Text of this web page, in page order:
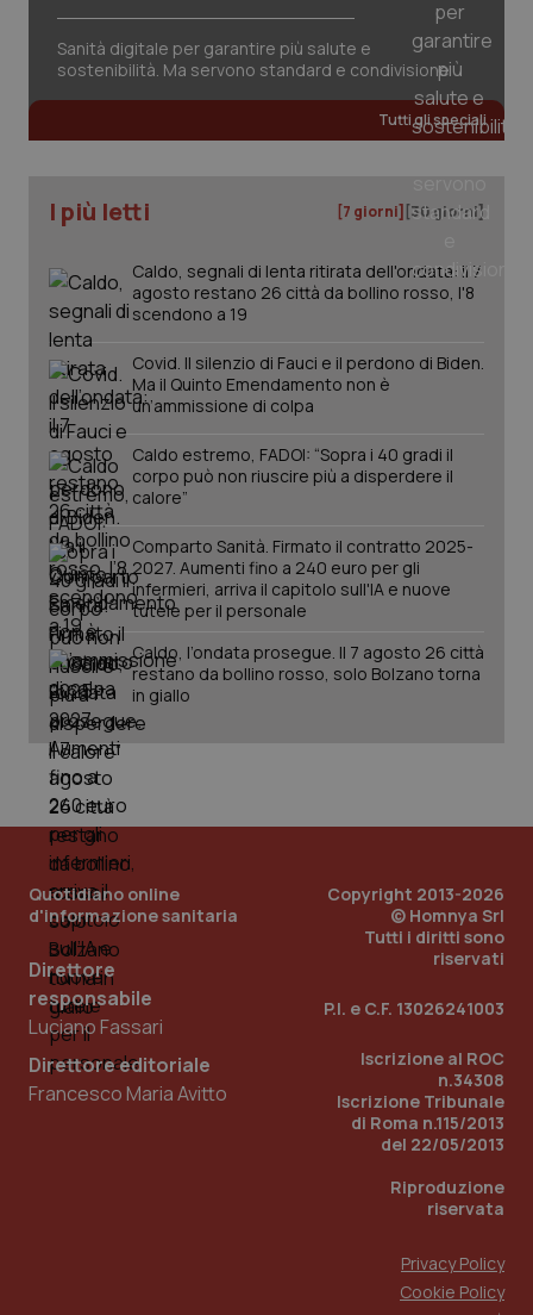
Sanità digitale per garantire più salute e
sostenibilità. Ma servono standard e condivisione
Tutti gli speciali
I più letti [7 giorni] [30 giorni]
Caldo, segnali di lenta ritirata dell'ondata: il 7
agosto restano 26 città da bollino rosso, l'8
scendono a 19
Covid. Il silenzio di Fauci e il perdono di Biden.
Ma il Quinto Emendamento non è
un’ammissione di colpa
Caldo estremo, FADOI: “Sopra i 40 gradi il
corpo può non riuscire più a disperdere il
calore”
Comparto Sanità. Firmato il contratto 2025-
2027. Aumenti fino a 240 euro per gli
infermieri, arriva il capitolo sull'IA e nuove
tutele per il personale
Caldo, l’ondata prosegue. Il 7 agosto 26 città
restano da bollino rosso, solo Bolzano torna
in giallo
Quotidiano online
d'informazione sanitaria
Direttore
responsabile
Luciano Fassari
Direttore editoriale
Francesco Maria Avitto
Copyright 2013-2026
© Homnya Srl
Tutti i diritti sono
riservati
P.I. e C.F. 13026241003
Iscrizione al ROC
n.34308
Iscrizione Tribunale
di Roma n.115/2013
del 22/05/2013
Riproduzione
riservata
Privacy Policy
Cookie Policy
PHPSESSID
PHP.net
_ga_KM60CM4NPH
Scadenza
Questo
Scadenza